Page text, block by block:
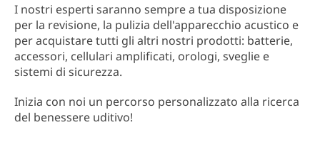
I nostri esperti saranno sempre a tua disposizione
per la revisione, la pulizia dell'apparecchio acustico e
per acquistare tutti gli altri nostri prodotti: batterie,
accessori, cellulari amplificati, orologi, sveglie e
sistemi di sicurezza.
Inizia con noi un percorso personalizzato alla ricerca
del benessere uditivo!